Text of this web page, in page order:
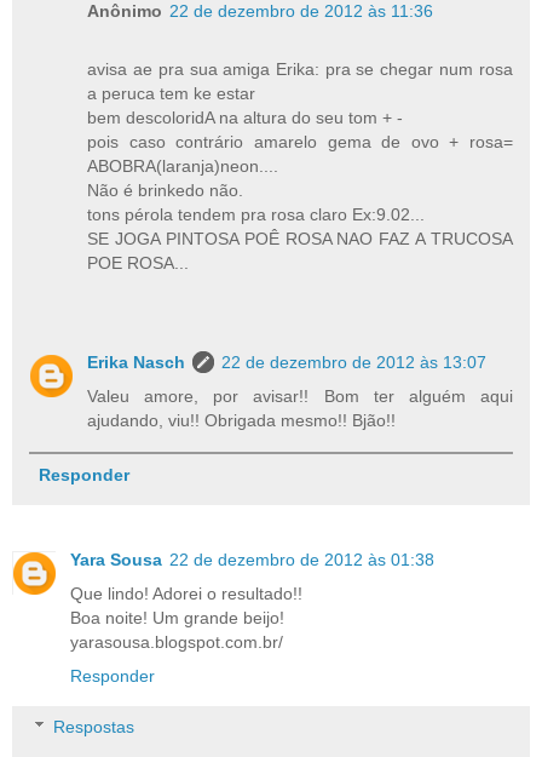
Anônimo 22 de dezembro de 2012 às 11:36
avisa ae pra sua amiga Erika: pra se chegar num rosa
a peruca tem ke estar
bem descoloridA na altura do seu tom + -
pois caso contrário amarelo gema de ovo + rosa=
ABOBRA(laranja)neon....
Não é brinkedo não.
tons pérola tendem pra rosa claro Ex:9.02...
SE JOGA PINTOSA POÊ ROSA NAO FAZ A TRUCOSA
POE ROSA...
Erika Nasch
22 de dezembro de 2012 às 13:07
Valeu amore, por avisar!! Bom ter alguém aqui
ajudando, viu!! Obrigada mesmo!! Bjão!!
Responder
Yara Sousa 22 de dezembro de 2012 às 01:38
Que lindo! Adorei o resultado!!
Boa noite! Um grande beijo!
yarasousa.blogspot.com.br/
Responder
Respostas